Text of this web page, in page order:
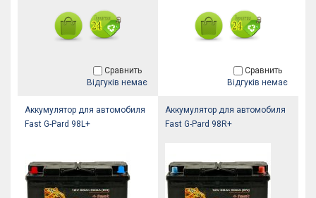
Сравнить
Відгуків немає
Сравнить
Відгуків немає
Аккумулятор для автомобиля
Fast G-Pard 98L+
Аккумулятор для автомобиля
Fast G-Pard 98R+